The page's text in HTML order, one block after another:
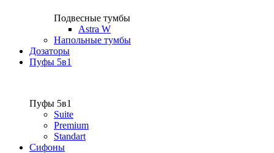
Подвесные тумбы
Astra W
Напольные тумбы
Дозаторы
Пуфы 5в1
Пуфы 5в1
Suite
Premium
Standart
Сифоны